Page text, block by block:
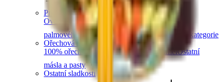
Další kategorie
Prémiové čokolády
Ovocná čokoláda
Slaný karamel
Čokolády bez
palmového oleje
Čokolády bez cukru
Další kategorie
Ořechová másla
100% ořechová S čokoládouSlaný karamelOstatní
másla a pasty
Další kategorie
Ostatní sladkosti